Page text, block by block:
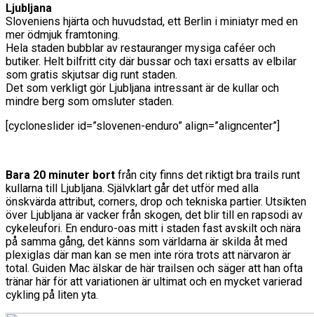
Ljubljana
Sloveniens hjärta och huvudstad, ett Berlin i miniatyr med en
mer ödmjuk framtoning.
Hela staden bubblar av restauranger mysiga caféer och
butiker. Helt bilfritt city där bussar och taxi ersatts av elbilar
som gratis skjutsar dig runt staden.
Det som verkligt gör Ljubljana intressant är de kullar och
mindre berg som omsluter staden.
[cycloneslider id=”slovenen-enduro” align=”aligncenter”]
Bara 20 minuter bort från city finns det riktigt bra trails runt
kullarna till Ljubljana. Självklart går det utför med alla
önskvärda attribut, corners, drop och tekniska partier. Utsikten
över Ljubljana är vacker från skogen, det blir till en rapsodi av
cykeleufori. En enduro-oas mitt i staden fast avskilt och nära
på samma gång, det känns som världarna är skilda åt med
plexiglas där man kan se men inte röra trots att närvaron är
total. Guiden Mac älskar de här trailsen och säger att han ofta
tränar här för att variationen är ultimat och en mycket varierad
cykling på liten yta.